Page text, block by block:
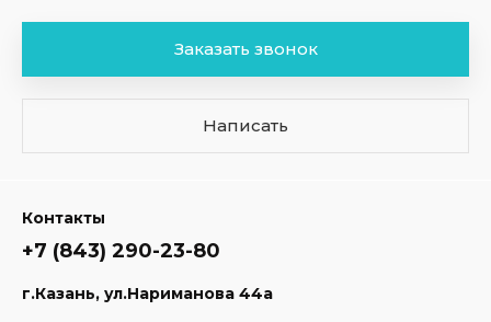
Заказать звонок
Написать
Контакты
+7 (843) 290-23-80
г.Казань, ул.Нариманова 44а